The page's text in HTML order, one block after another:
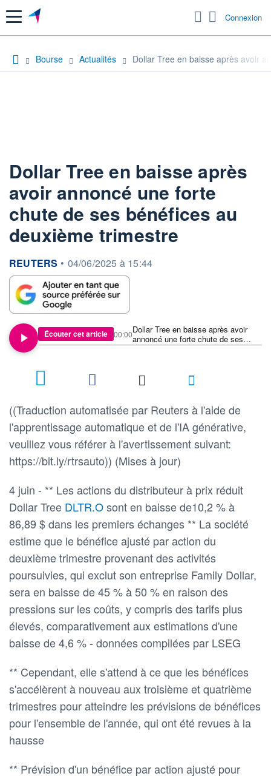
Menu Connexion
Bourse Actualités Dollar Tree en baisse après avoir
Dollar Tree en baisse après
avoir annoncé une forte
chute de ses bénéfices au
deuxième trimestre
information fournie par
REUTERS • 04/06/2025 à 15:44
Écouter cet article
Dollar Tree en baisse après avoir
annoncé une forte chute de ses
bénéfices au deuxième trimestre
00:00
((Traduction automatisée par Reuters à l'aide de
l'apprentissage automatique et de l'IA générative,
veuillez vous référer à l'avertissement suivant:
https://bit.ly/rtrsauto)) (Mises à jour)
4 juin - ** Les actions du distributeur à prix réduit
Dollar Tree DLTR.Osont en baisse de10,2 % à
86,89 $ dans les premiers échanges ** La société
estime que le bénéfice ajusté par action du
deuxième trimestre provenant des activités
poursuivies, qui exclut son entreprise Family Dollar,
sera en baisse de 45 % à 50 % en raison des
pressions sur les coûts, y compris des tarifs plus
élevés, comparativement aux estimations d'une
baisse de 4,6 % - données compilées par LSEG
** Cependant, elle s'attend à ce que les bénéfices
s'accélèrent à nouveau aux troisième et quatrième
trimestres pour atteindre les prévisions de bénéfices
pour l'ensemble de l'année, qui ont été revues à la
hausse
** Prévision d'un bénéfice par action ajusté pour